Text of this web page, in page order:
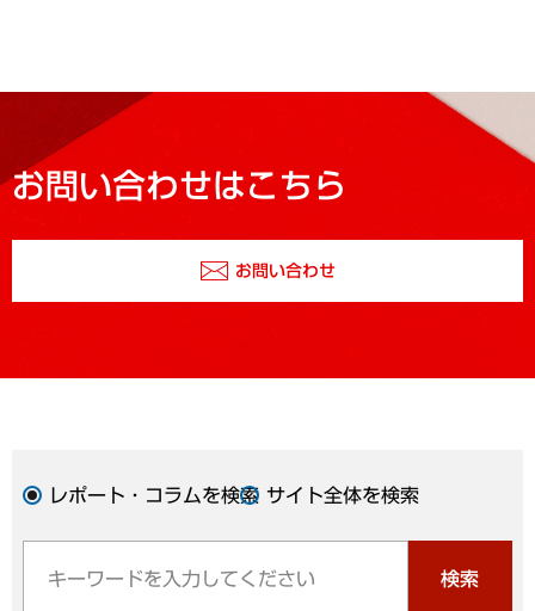
お問い合わせはこちら
お問い合わせ
レポート・コラムを検索 サイト全体を検索
検索